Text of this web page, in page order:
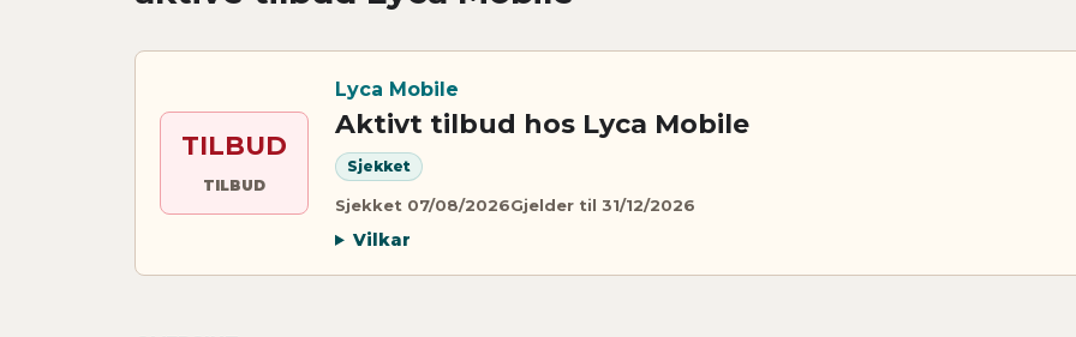
TILBUD
TILBUD
Lyca Mobile
Aktivt tilbud hos Lyca Mobile
Sjekket
Sjekket 07/08/2026Gjelder til 31/12/2026
Vilkar